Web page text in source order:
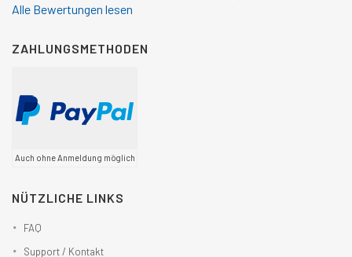
Alle Bewertungen lesen
ZAHLUNGSMETHODEN
Auch ohne Anmeldung möglich
NÜTZLICHE LINKS
FAQ
Support / Kontakt